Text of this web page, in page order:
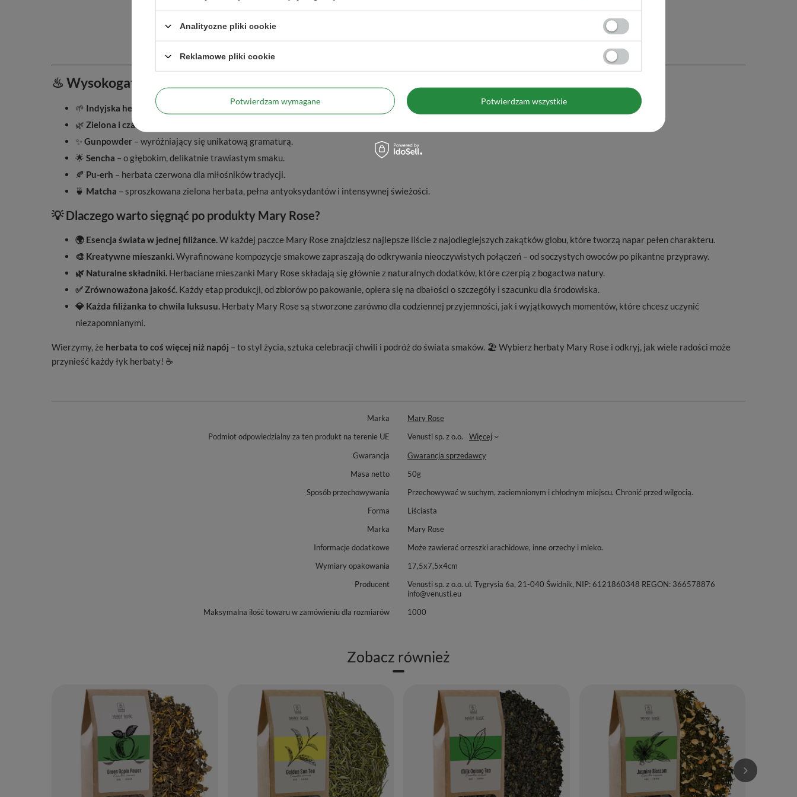
🌐
♨ Wysokogatunkowe herbaty z całego świata. Odkryj kolekcję Mary Rose
🌱 Indyjska herbata Assam
– znana ze swojej intensywności.
🌿 Zielona i czarna herbata Yunnan
✨Gunpowder – wyróżniający się unikatową gramaturą.
🌟 Sencha – o głębokim, delikatnie trawiastym smaku.
🍂 Pu-erh – herbata czerwona dla miłośników tradycji.
🍵 Matcha – sproszkowana zielona herbata, pełna antyoksydantów i intensywnej świeżości.
💡 Dlaczego warto sięgnąć po produkty Mary Rose?
🌍 Esencja świata w jednej filiżance. W każdej paczce Mary Rose znajdziesz najlepsze liście z najodleglejszych zakątków globu, które tworzą napar pełen charakteru.
🎨 Kreatywne mieszanki. Wyrafinowane kompozycje smakowe zapraszają do odkrywania nieoczywistych połączeń – od soczystych owoców po pikantne przyprawy.
🌿 Naturalne składniki. Herbaciane mieszanki Mary Rose składają się głównie z naturalnych dodatków, które czerpią z bogactwa natury.
✅ Zrównoważona jakość. Każdy etap produkcji, od zbiorów po pakowanie, opiera się na dbałości o szczegóły i szacunku dla środowiska.
💎 Każda filiżanka to chwila luksusu. Herbaty Mary Rose są stworzone zarówno dla codziennej przyjemności, jak i wyjątkowych momentów, które chcesz uczynić
niezapomnianymi.
Wierzymy, że herbata to coś więcej niż napój – to styl życia, sztuka celebracji chwili i podróż do świata smaków. 🏖️ Wybierz herbaty Mary Rose i odkryj, jak wiele radości może
przynieść każdy łyk herbaty! ☕
Marka
Mary Rose
Podmiot odpowiedzialny za ten produkt na terenie UE
Venusti sp. z o.o.
Więcej
Gwarancja
Gwarancja sprzedawcy
Masa netto
50g
Sposób przechowywania
Przechowywać w suchym, zaciemnionym i chłodnym miejscu. Chronić przed wilgocią.
Forma
Liściasta
Marka
Mary Rose
Informacje dodatkowe
Może zawierać orzeszki arachidowe, inne orzechy i mleko.
Wymiary opakowania
17,5x7,5x4cm
Producent
Venusti sp. z o.o. ul. Tygrysia 6a, 21-040 Świdnik, NIP: 6121860348 REGON: 366578876
info@venusti.eu
Maksymalna ilość towaru w zamówieniu dla rozmiarów
1000
Zobacz również
Analityczne pliki cookie
Reklamowe pliki cookie
Potwierdzam wymagane Potwierdzam wszystkie